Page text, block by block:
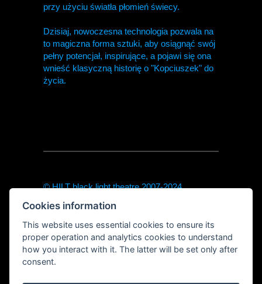
przy użyciu światła płomień świecy.
Dzisiaj, nowoczesna technologia pozwala na
to magiczna forma sztuki, aby osiągnąć swój
pełny potencjał, inspirujące, a pojawi się ona
wnieść klasyczną historię o "Kopciuszek" do
życia.
© HILT black light theatre 2007-2024
+420720040091 (only sms or WhatsApp)
https://hilt-theatre.cz
Řetězová 7, Prague 1
Cookies information
This website uses essential cookies to ensure its
proper operation and analytics cookies to understand
how you interact with it. The latter will be set only after
consent.